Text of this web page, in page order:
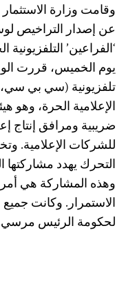
وقامت وزارة
عن إصدار التراخيص
‘الفراعين’
يوم الخميس، قررت
تلفزيونية (سي بي سي،
الإعلامية الحرة، وهو
ضريبية ومرافق إنتاج
للشركات الإعلامية.
التحرك يهدد مشاركتها
وهذه المشاركة هي
الاستمرار. وكانت
لحكومة الرئيس